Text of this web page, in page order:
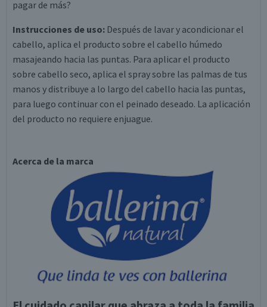
pagar de más?
Instrucciones de uso: Después de lavar y acondicionar el
cabello, aplica el producto sobre el cabello húmedo
masajeando hacia las puntas. Para aplicar el producto
sobre cabello seco, aplica el spray sobre las palmas de tus
manos y distribuye a lo largo del cabello hacia las puntas,
para luego continuar con el peinado deseado. La aplicación
del producto no requiere enjuague.
Acerca de la marca